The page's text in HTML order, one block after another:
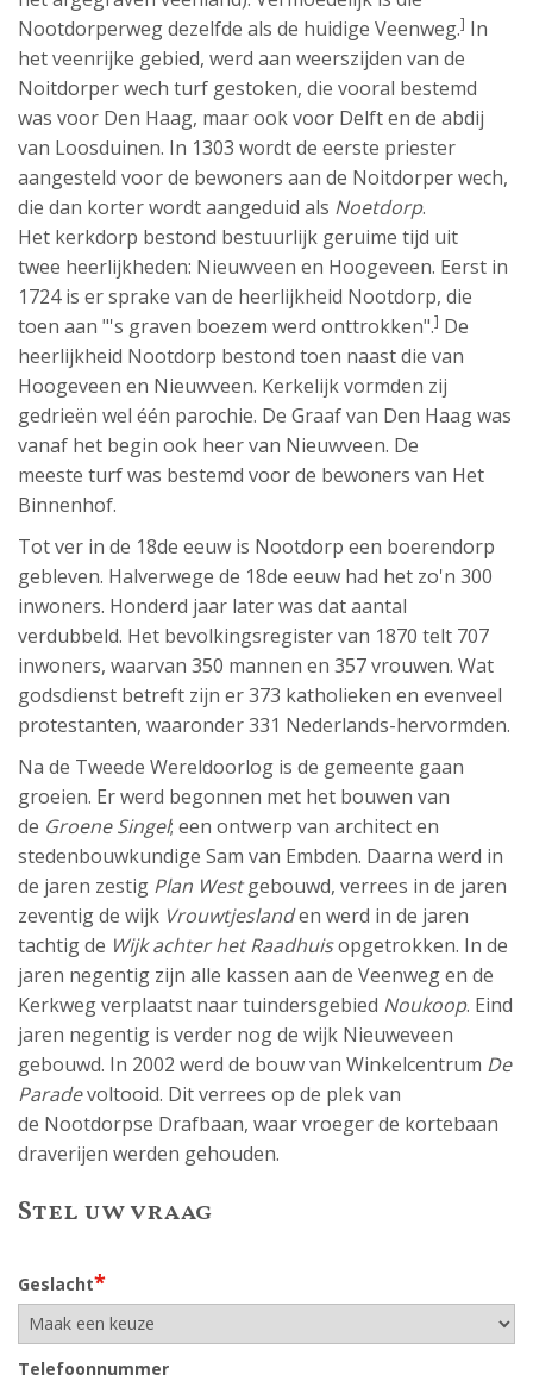
Nootdorperweg dezelfde als de huidige Veenweg.] In
het veenrijke gebied, werd aan weerszijden van de
Noitdorper wech turf gestoken, die vooral bestemd
was voor Den Haag, maar ook voor Delft en de abdij
van Loosduinen. In 1303 wordt de eerste priester
aangesteld voor de bewoners aan de Noitdorper wech,
die dan korter wordt aangeduid als Noetdorp.
Het kerkdorp bestond bestuurlijk geruime tijd uit
twee heerlijkheden: Nieuwveen en Hoogeveen. Eerst in
1724 is er sprake van de heerlijkheid Nootdorp, die
toen aan "'s graven boezem werd onttrokken".] De
heerlijkheid Nootdorp bestond toen naast die van
Hoogeveen en Nieuwveen. Kerkelijk vormden zij
gedrieën wel één parochie. De Graaf van Den Haag was
vanaf het begin ook heer van Nieuwveen. De
meeste turf was bestemd voor de bewoners van Het
Binnenhof.
Tot ver in de 18de eeuw is Nootdorp een boerendorp
gebleven. Halverwege de 18de eeuw had het zo'n 300
inwoners. Honderd jaar later was dat aantal
verdubbeld. Het bevolkingsregister van 1870 telt 707
inwoners, waarvan 350 mannen en 357 vrouwen. Wat
godsdienst betreft zijn er 373 katholieken en evenveel
protestanten, waaronder 331 Nederlands-hervormden.
Na de Tweede Wereldoorlog is de gemeente gaan
groeien. Er werd begonnen met het bouwen van
de Groene Singel; een ontwerp van architect en
stedenbouwkundige Sam van Embden. Daarna werd in
de jaren zestig Plan Westgebouwd, verrees in de jaren
zeventig de wijk Vrouwtjeslanden werd in de jaren
tachtig de Wijk achter het Raadhuisopgetrokken. In de
jaren negentig zijn alle kassen aan de Veenweg en de
Kerkweg verplaatst naar tuindersgebied Noukoop. Eind
jaren negentig is verder nog de wijk Nieuweveen
gebouwd. In 2002 werd de bouw van Winkelcentrum De
Paradevoltooid. Dit verrees op de plek van
de Nootdorpse Drafbaan, waar vroeger de kortebaan
draverijen werden gehouden.
Stel uw vraag
Geslacht*
Telefoonnummer